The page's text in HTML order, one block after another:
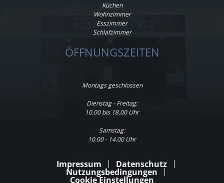
Küchen
Wohnzimmer
Esszimmer
Schlafzimmer
ÖFFNUNGSZEITEN
Montags geschlossen
Dienstag - Freitag:
10.00 bis 18.00 Uhr
Samstag:
10.00 - 14.00 Uhr
Impressum Datenschutz
Nutzungsbedingungen
Cookie Einstellungen